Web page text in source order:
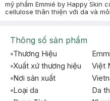
mỹ phẩm Emmié by Happy Skin
cellulose thân thiện với da và
Thông số sản phẩm
Thương Hiệu
Xuất xứ thương hiệu
Việt
Nơi sản xuất
Loại da
Da